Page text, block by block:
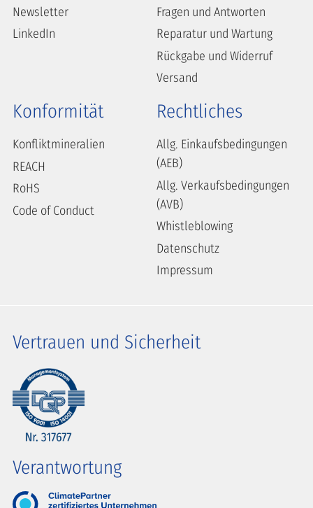
Newsletter
LinkedIn
Fragen und Antworten
Reparatur und Wartung
Rückgabe und Widerruf
Versand
Konformität
Konfliktmineralien
REACH
RoHS
Code of Conduct
Rechtliches
Allg. Einkaufsbedingungen
(AEB)
Allg. Verkaufsbedingungen
(AVB)
Whistleblowing
Datenschutz
Impressum
Vertrauen und Sicherheit
Verantwortung